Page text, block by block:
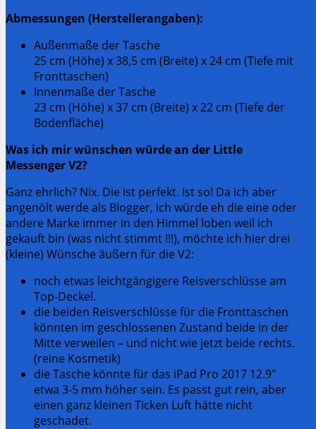
Abmessungen (Herstellerangaben):
Außenmaße der Tasche
25 cm (Höhe) x 38,5 cm (Breite) x 24 cm (Tiefe mit
Fronttaschen)
Innenmaße der Tasche
23 cm (Höhe) x 37 cm (Breite) x 22 cm (Tiefe der
Bodenfläche)
Was ich mir wünschen würde an der Little
Messenger V2?
Ganz ehrlich? Nix. Die ist perfekt. Ist so! Da ich aber
angenölt werde als Blogger, ich würde eh die eine oder
andere Marke immer in den Himmel loben weil ich
gekauft bin (was nicht stimmt !!!), möchte ich hier drei
(kleine) Wünsche äußern für die V2:
noch etwas leichtgängigere Reisverschlüsse am
Top-Deckel.
die beiden Reisverschlüsse für die Fronttaschen
könnten im geschlossenen Zustand beide in der
Mitte verweilen – und nicht wie jetzt beide rechts.
(reine Kosmetik)
die Tasche könnte für das iPad Pro 2017 12.9″
etwa 3-5 mm höher sein. Es passt gut rein, aber
einen ganz kleinen Ticken Luft hätte nicht
geschadet.